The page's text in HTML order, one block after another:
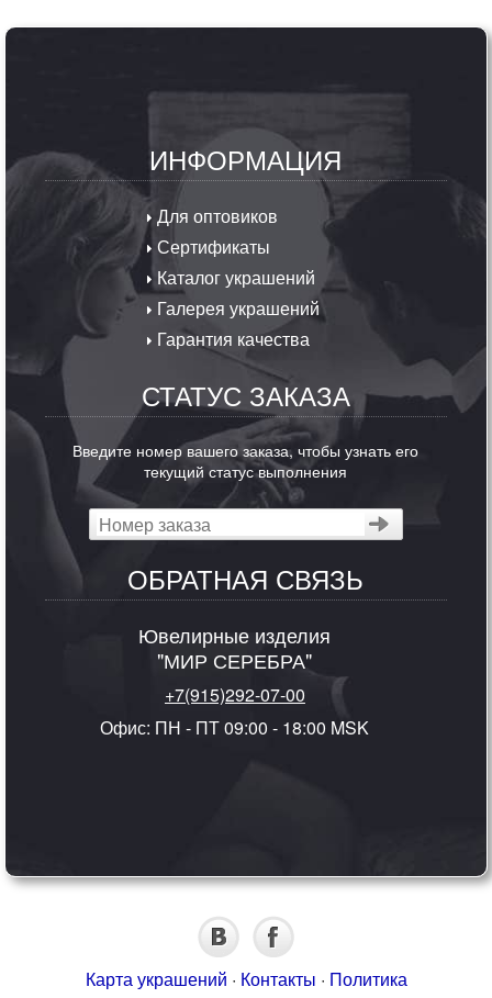
ИНФОРМАЦИЯ
Для оптовиков
Сертификаты
Каталог украшений
Галерея украшений
Гарантия качества
СТАТУС ЗАКАЗА
Введите номер вашего заказа, чтобы узнать его
текущий статус выполнения
ОБРАТНАЯ СВЯЗЬ
Ювелирные изделия
"МИР СЕРЕБРА"
+7(915)292-07-00
Офис: ПН - ПТ 09:00 - 18:00 MSK
Карта украшений · Контакты · Политика